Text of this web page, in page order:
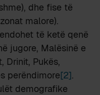
dhe fise të
malore).
të ketë qenë
jugore, Malësinë e
Drinit, Pukës,
perëndimore[2].
demografike